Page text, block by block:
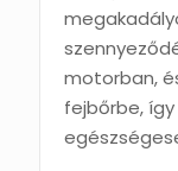
motorban,
fejbőrbe,